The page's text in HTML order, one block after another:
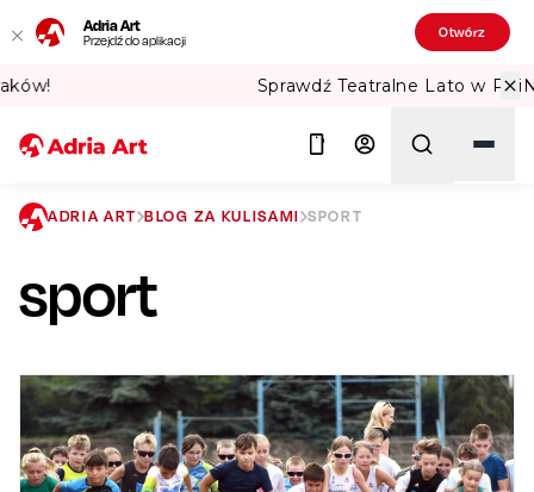
Adria Art
Przejdź do aplikacji Otwórz
Sprawdź Teatralne Lato w PKiN! 🏛️
ADRIA ART BLOG ZA KULISAMI SPORT
sport